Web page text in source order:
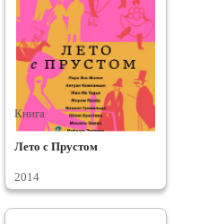
Книга
Лето с Прустом
2014